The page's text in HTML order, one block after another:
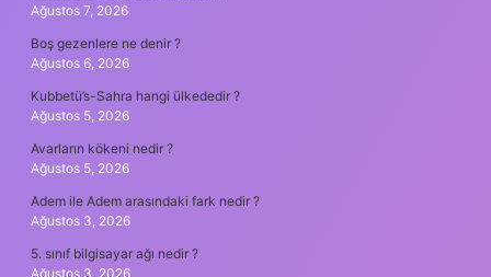
Ağustos 7, 2026
Boş gezenlere ne denir ?
Ağustos 6, 2026
Kubbetü’s-Sahra hangi ülkededir ?
Ağustos 5, 2026
Avarların kökeni nedir ?
Ağustos 5, 2026
Adem ile Adem arasındaki fark nedir ?
Ağustos 3, 2026
5. sınıf bilgisayar ağı nedir ?
Ağustos 3, 2026